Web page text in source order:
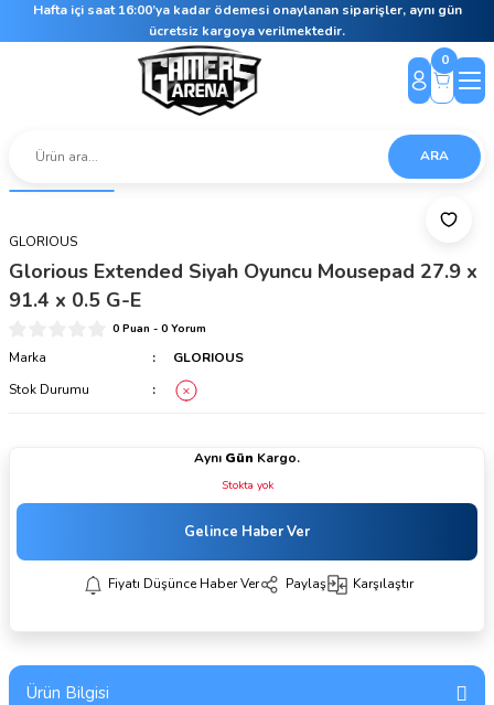
Hafta içi saat 16:00’ya kadar ödemesi onaylanan siparişler, aynı gün
ücretsiz kargoya verilmektedir.
ARA
0
GLORIOUS
Glorious Extended Siyah Oyuncu Mousepad 27.9 x
91.4 x 0.5 G-E
0 Puan - 0 Yorum
Marka
GLORIOUS
Stok Durumu
Aynı Gün Kargo.
Stokta yok
Gelince Haber Ver
Fiyatı Düşünce Haber Ver Paylaş Karşılaştır
Ürün Bilgisi